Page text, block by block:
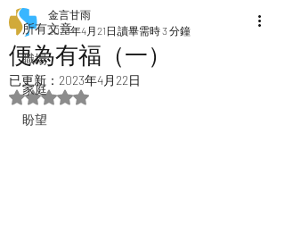
所有文章
職場
家庭
盼望
便為有福（一）
金言甘雨
2023年4月21日 讀畢需時 3 分鐘
已更新： 2023年4月22日
評等為 NaN（最高為 5 顆星）。